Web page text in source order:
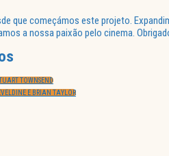
que começámos este projeto.
a nossa paixão pelo cinema.
TOWNSEND
E BRIAN TAYLOR